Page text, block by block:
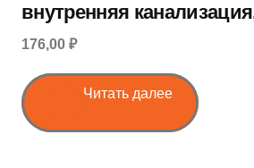
внутренняя
176,00 ₽
Читать далее